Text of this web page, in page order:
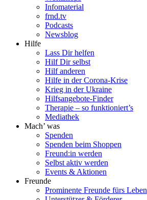
Infomaterial
frnd.tv
Podcasts
Newsblog
Hilfe
Lass Dir helfen
Hilf Dir selbst
Hilf anderen
Hilfe in der Corona-Krise
Krieg in der Ukraine
Hilfsangebote-Finder
Therapie – so funktioniert’s
Mediathek
Mach’ was
Spenden
Spenden beim Shoppen
Freund:in werden
Selbst aktiv werden
Events & Aktionen
Freunde
Prominente Freunde fürs Leben